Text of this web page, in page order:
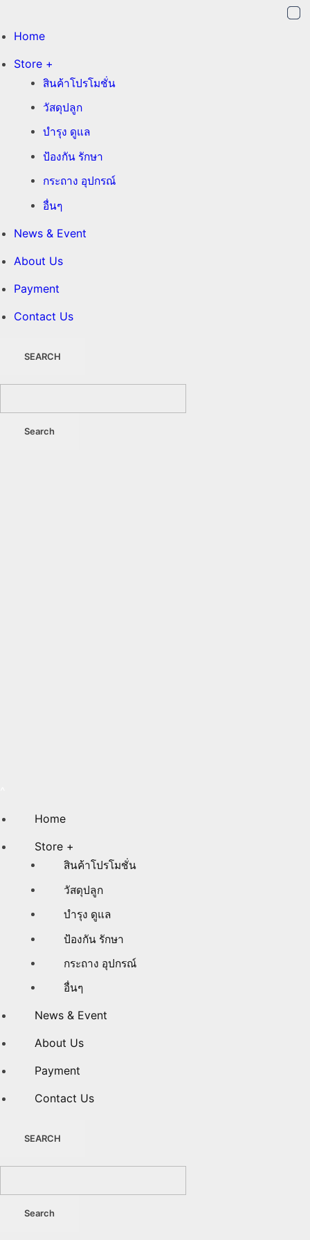
Home
Store +
สินค้าโปรโมชั่น
วัสดุปลูก
บำรุง ดูแล
ป้องกัน รักษา
กระถาง อุปกรณ์
อื่นๆ
News & Event
About Us
Payment
Contact Us
SEARCH
Home
Store +
สินค้าโปรโมชั่น
วัสดุปลูก
บำรุง ดูแล
ป้องกัน รักษา
กระถาง อุปกรณ์
อื่นๆ
News & Event
About Us
Payment
Contact Us
SEARCH